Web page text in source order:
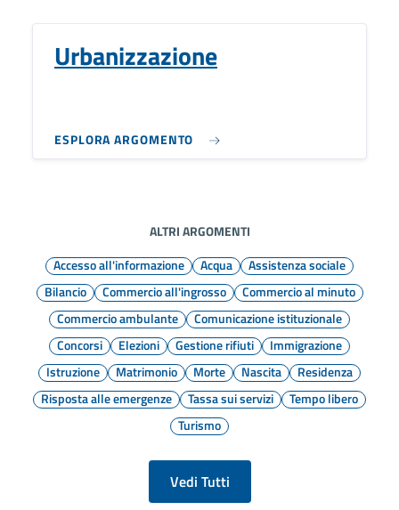
Urbanizzazione
ESPLORA ARGOMENTO
ALTRI ARGOMENTI
Accesso all'informazione
Acqua
Assistenza sociale
Bilancio
Commercio all'ingrosso
Commercio al minuto
Commercio ambulante
Comunicazione istituzionale
Concorsi
Elezioni Gestione rifiuti
Immigrazione
Istruzione
Matrimonio Morte Nascita
Residenza
Risposta alle emergenze
Tassa sui servizi
Tempo libero
Turismo
Vedi Tutti